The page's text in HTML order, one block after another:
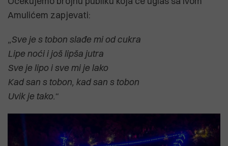
Amulićem zapjevati:
„Sve je s tobon slađe mi od cukra
Lipe noći i još lipša jutra
Sve je lipo i sve mi je lako
Kad san s tobon, kad san s tobon
Uvik je tako.“